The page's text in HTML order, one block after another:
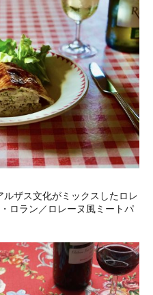
ザス文化がミックスしたロレ
ロラン／ロレーヌ風ミートパ